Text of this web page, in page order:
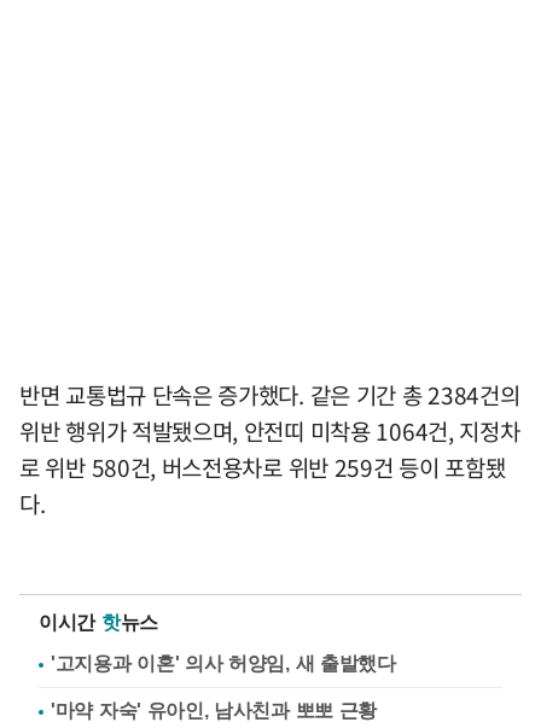
반면 교통법규 단속은 증가했다. 같은 기간 총 2384건의
위반 행위가 적발됐으며, 안전띠 미착용 1064건, 지정차
로 위반 580건, 버스전용차로 위반 259건 등이 포함됐
다.
이시간 핫뉴스
'고지용과 이혼' 의사 허양임, 새 출발했다
'마약 자숙' 유아인, 남사친과 뽀뽀 근황